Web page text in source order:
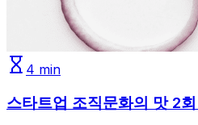
4 min
스타트업 조직문화의 맛 2